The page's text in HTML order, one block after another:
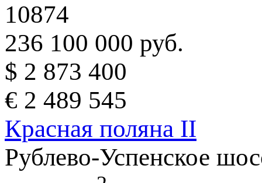
10874
236 100 000 руб.
$ 2 873 400
€ 2 489 545
Красная поляна II
Рублево-Успенское